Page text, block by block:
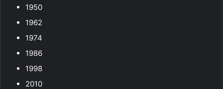
1950
1962
1974
1986
1998
2010